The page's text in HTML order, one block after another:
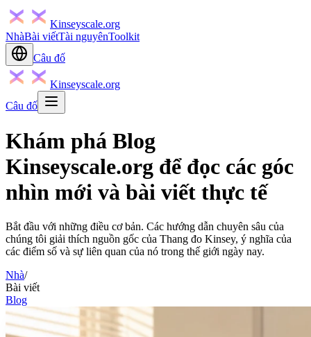
Kinseyscale.org
NhàBài viếtTài nguyênToolkit
Câu đố
Kinseyscale.org
Câu đố
Khám phá Blog
Kinseyscale.org để đọc các góc
nhìn mới và bài viết thực tế
Bắt đầu với những điều cơ bản. Các hướng dẫn chuyên sâu của
chúng tôi giải thích nguồn gốc của Thang đo Kinsey, ý nghĩa của
các điểm số và sự liên quan của nó trong thế giới ngày nay.
Nhà/
Bài viết
Blog